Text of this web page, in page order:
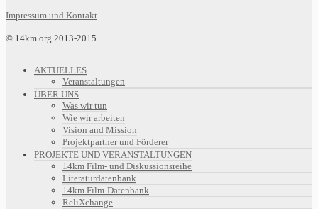
Impressum und Kontakt
© 14km.org 2013-2015
AKTUELLES
Veranstaltungen
ÜBER UNS
Was wir tun
Wie wir arbeiten
Vision and Mission
Projektpartner und Förderer
PROJEKTE UND VERANSTALTUNGEN
14km Film- und Diskussionsreihe
Literaturdatenbank
14km Film-Datenbank
ReliXchange